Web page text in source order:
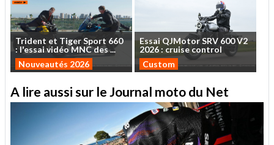
Trident et TigerSport 660
: l'essaividéoMNCdes...
Nouveautés 2026
EssaiQJMotorSRV 600V2
2026 : cruise control
Custom
A lire aussi sur le Journal moto du Net